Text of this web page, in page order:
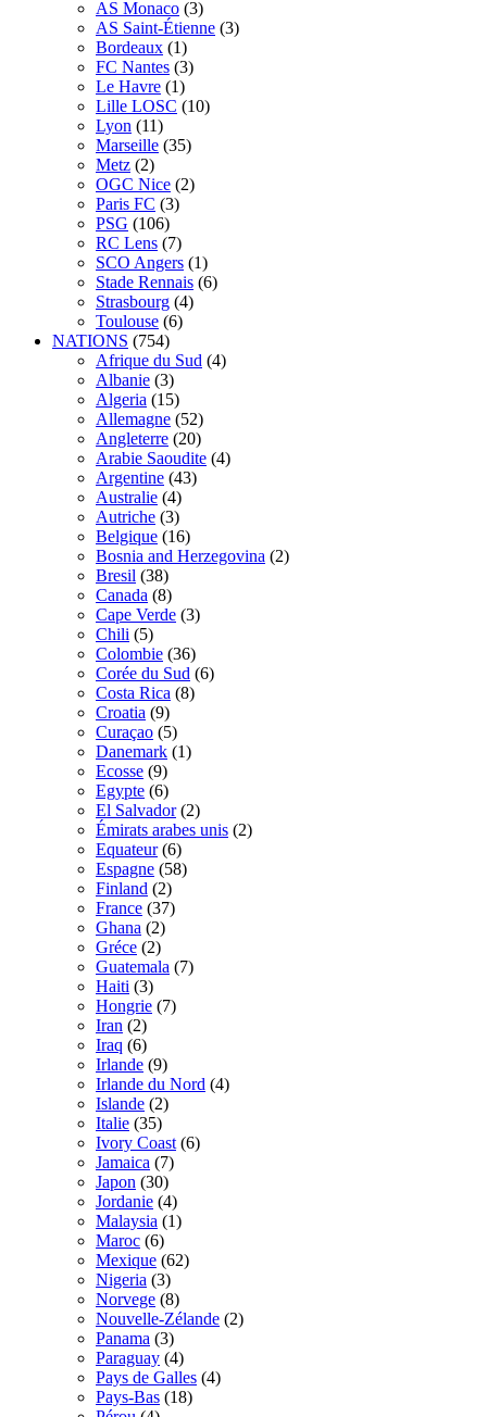
AS Monaco (3)
AS Saint-Étienne (3)
Bordeaux (1)
FC Nantes (3)
Le Havre (1)
Lille LOSC (10)
Lyon (11)
Marseille (35)
Metz (2)
OGC Nice (2)
Paris FC (3)
PSG (106)
RC Lens (7)
SCO Angers (1)
Stade Rennais (6)
Strasbourg (4)
Toulouse (6)
NATIONS (754)
Afrique du Sud (4)
Albanie (3)
Algeria (15)
Allemagne (52)
Angleterre (20)
Arabie Saoudite (4)
Argentine (43)
Australie (4)
Autriche (3)
Belgique (16)
Bosnia and Herzegovina (2)
Bresil (38)
Canada (8)
Cape Verde (3)
Chili (5)
Colombie (36)
Corée du Sud (6)
Costa Rica (8)
Croatia (9)
Curaçao (5)
Danemark (1)
Ecosse (9)
Egypte (6)
El Salvador (2)
Émirats arabes unis (2)
Equateur (6)
Espagne (58)
Finland (2)
France (37)
Ghana (2)
Gréce (2)
Guatemala (7)
Haiti (3)
Hongrie (7)
Iran (2)
Iraq (6)
Irlande (9)
Irlande du Nord (4)
Islande (2)
Italie (35)
Ivory Coast (6)
Jamaica (7)
Japon (30)
Jordanie (4)
Malaysia (1)
Maroc (6)
Mexique (62)
Nigeria (3)
Norvege (8)
Nouvelle-Zélande (2)
Panama (3)
Paraguay (4)
Pays de Galles (4)
Pays-Bas (18)